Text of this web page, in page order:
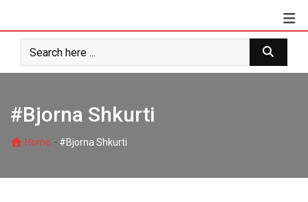
content
#Bjorna Shkurti
Home - #Bjorna Shkurti